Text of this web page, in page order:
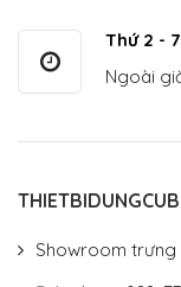
Thứ 2 -
Ngoài
Showroom trưng